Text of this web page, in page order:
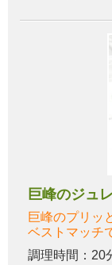
巨峰のジュレ
巨峰のプリッ
ベストマッチ
調理時間：20